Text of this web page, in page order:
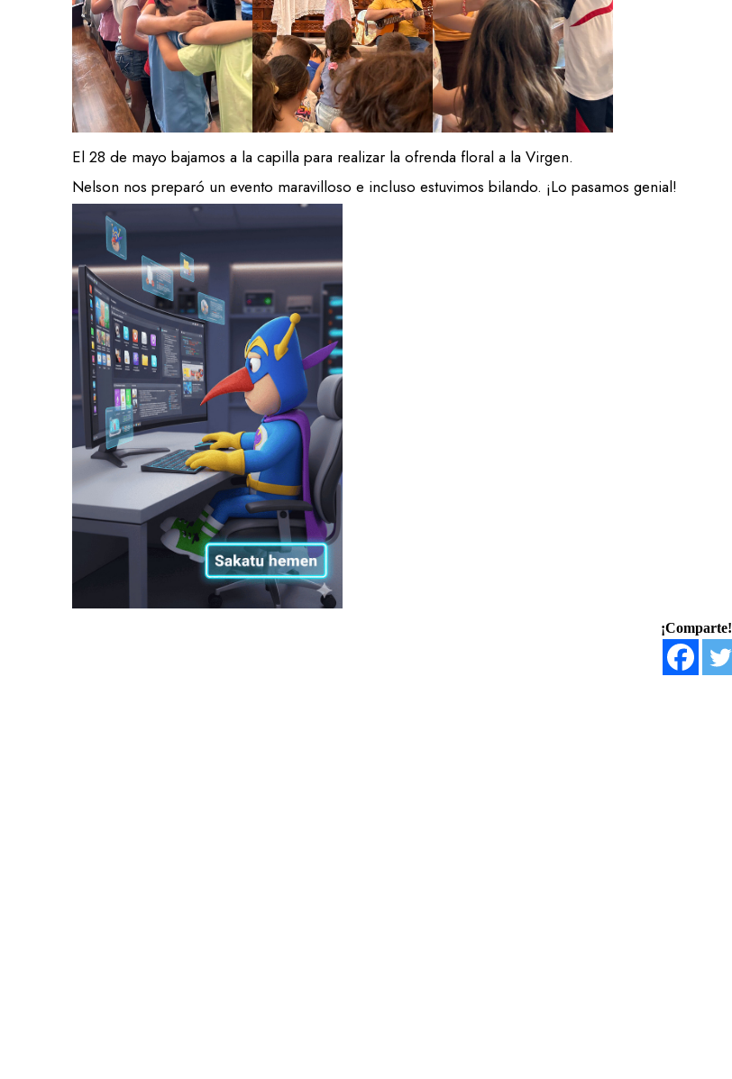
El 28 de mayo bajamos a la capilla para realizar la ofrenda floral a la Virgen.
Nelson nos preparó un evento maravilloso e incluso estuvimos bilando. ¡Lo pasamos genial!
¡Comparte!